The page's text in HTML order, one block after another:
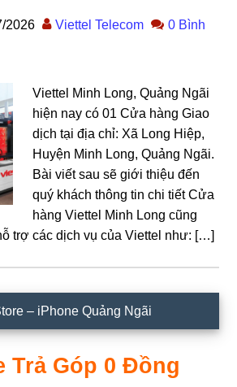
2026 Viettel Telecom
0 Bình
Viettel Minh Long, Quảng Ngãi
hiện nay có 01 Cửa hàng Giao
dịch tại địa chỉ: Xã Long Hiệp,
Huyện Minh Long, Quảng Ngãi.
Bài viết sau sẽ giới thiệu đến
quý khách thông tin chi tiết Cửa
hàng Viettel Minh Long cũng
trợ các dịch vụ của Viettel như: […]
– iPhone Quảng Ngãi
Trả Góp 0 Đồng